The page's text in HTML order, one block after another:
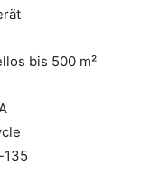
bis 500 m²
135